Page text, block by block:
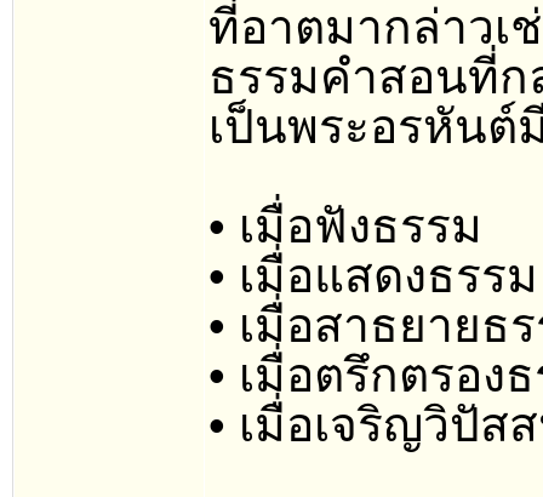
ที่อาตมากล่าวเ
ธรรมคำสอนที่ก
เป็นพระอรหันต์
• เมื่อฟังธรรม
• เมื่อแสดงธรรม
• เมื่อสาธยาย
• เมื่อตรึกตรอ
• เมื่อเจริญวิปั